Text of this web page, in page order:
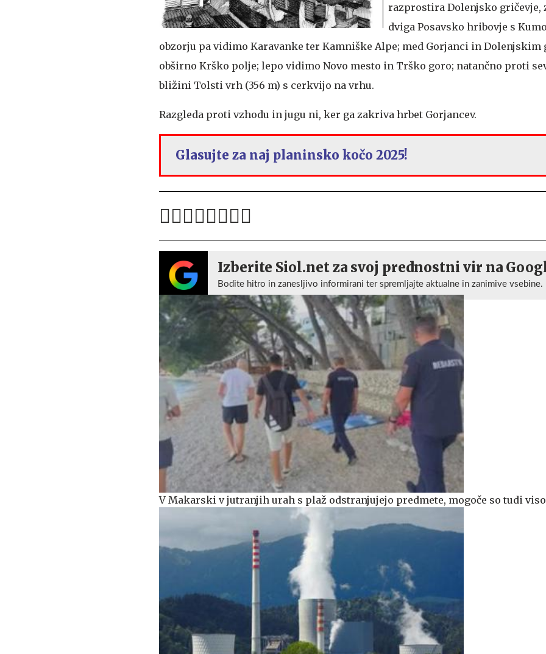
razprostira Dolenjsko gričevje,
dviga Posavsko hribovje s
obzorju pa vidimo Karavanke ter Kamniške Alpe; med Gorjanci in Dolenjskim
obširno Krško polje; lepo vidimo Novo mesto in Trško goro; natančno proti
bližini Tolsti vrh (356 m) s cerkvijo na vrhu.
Razgleda proti vzhodu in jugu ni, ker ga zakriva hrbet Gorjancev.
Glasujte za naj planinsko kočo 2025!
Izberite Siol.net za svoj prednostni vir na
Bodite hitro in zanesljivo informirani ter spremljajte aktualne in zanimive vsebine.
V Makarski v jutranjih urah s plaž odstranjujejo predmete, mogoče so tudi